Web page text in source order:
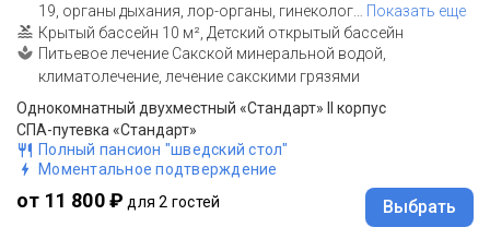
19, органы дыхания, лор-органы, гинеколог
Показать еще
Крытый бассейн 10 м², Детский открытый бассейн
Питьевое лечение Сакской минеральной водой,
климатолечение, лечение сакскими грязями
Однокомнатный двухместный «Стандарт» II корпус
СПА-путевка «Стандарт»
Полный пансион "шведский стол"
Моментальное подтверждение
от 11 800 ₽ для 2 гостей Выбрать